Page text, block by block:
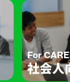
For
社会人